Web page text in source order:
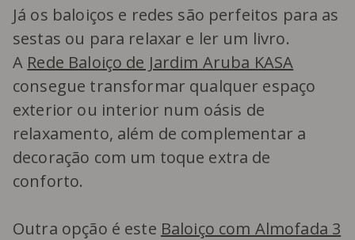
Já os baloiços e redes são perfeitos para as
sestas ou para relaxar e ler um livro.
A Rede Baloiço de Jardim Aruba KASA
consegue transformar qualquer espaço
exterior ou interior num oásis de
relaxamento, além de complementar a
decoração com um toque extra de
conforto.
Outra opção é este Baloiço com Almofada 3